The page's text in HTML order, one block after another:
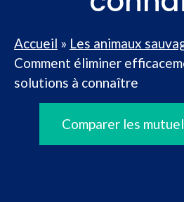
Accueil » Les animaux
Comment éliminer
solutions à connaître
Comparer les